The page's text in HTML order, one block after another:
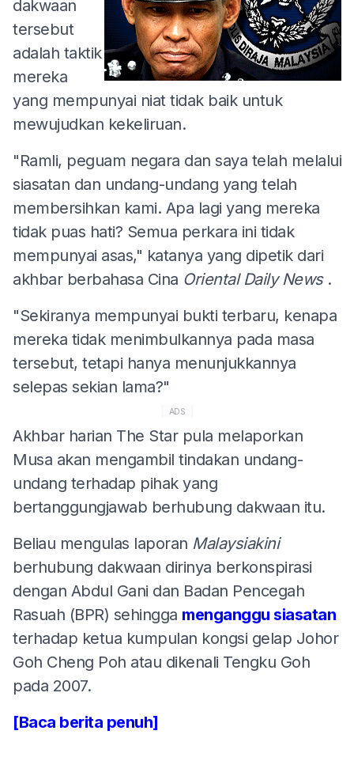
dakwaan
tersebut
adalah taktik
mereka
yang mempunyai niat tidak baik untuk
mewujudkan kekeliruan.
"Ramli, peguam negara dan saya telah melalui
siasatan dan undang-undang yang telah
membersihkan kami. Apa lagi yang mereka
tidak puas hati? Semua perkara ini tidak
mempunyai asas," katanya yang dipetik dari
akhbar berbahasa Cina Oriental Daily News .
"Sekiranya mempunyai bukti terbaru, kenapa
mereka tidak menimbulkannya pada masa
tersebut, tetapi hanya menunjukkannya
selepas sekian lama?"
ADS
Akhbar harian The Star pula melaporkan
Musa akan mengambil tindakan undang-
undang terhadap pihak yang
bertanggungjawab berhubung dakwaan itu.
Beliau mengulas laporan Malaysiakini
berhubung dakwaan dirinya berkonspirasi
dengan Abdul Gani dan Badan Pencegah
Rasuah (BPR) sehingga menganggu siasatan
terhadap ketua kumpulan kongsi gelap Johor
Goh Cheng Poh atau dikenali Tengku Goh
pada 2007.
[Baca berita penuh]